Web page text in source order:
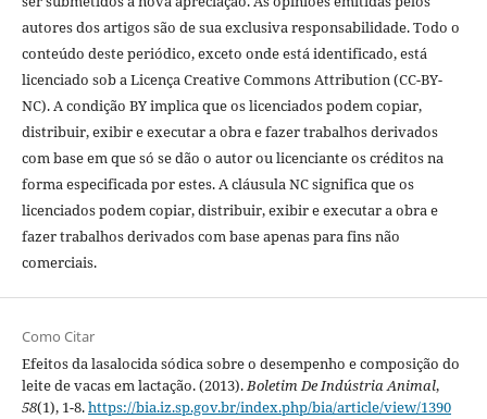
autores dos artigos são de sua exclusiva responsabilidade. Todo o
conteúdo deste periódico, exceto onde está identificado, está
licenciado sob a Licença Creative Commons Attribution (CC-BY-
NC). A condição BY implica que os licenciados podem copiar,
distribuir, exibir e executar a obra e fazer trabalhos derivados
com base em que só se dão o autor ou licenciante os créditos na
forma especificada por estes. A cláusula NC significa que os
licenciados podem copiar, distribuir, exibir e executar a obra e
fazer trabalhos derivados com base apenas para fins não
comerciais.
Como Citar
Efeitos da lasalocida sódica sobre o desempenho e composição do
leite de vacas em lactação. (2013).Boletim De Indústria Animal,
58(1), 1-8.https://bia.iz.sp.gov.br/index.php/bia/article/view/1390